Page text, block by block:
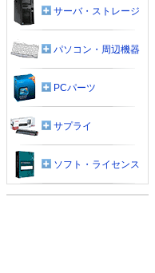
サーバ・ストレージ
パソコン・周辺機器
PCパーツ
サプライ
ソフト・ライセンス